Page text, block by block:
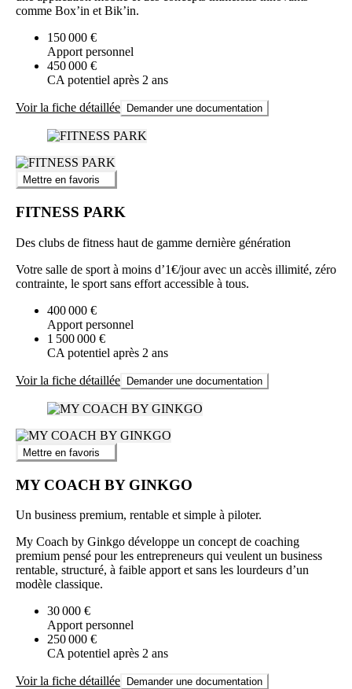
comme Box’in et Bik’in.
150 000 €
Apport personnel
450 000 €
CA potentiel après 2 ans
Voir la fiche détaillée Demander une documentation
Mettre en favoris
FITNESS PARK
Des clubs de fitness haut de gamme dernière génération
Votre salle de sport à moins d’1€/jour avec un accès illimité, zéro
contrainte, le sport sans effort accessible à tous.
400 000 €
Apport personnel
1 500 000 €
CA potentiel après 2 ans
Voir la fiche détaillée Demander une documentation
Mettre en favoris
MY COACH BY GINKGO
Un business premium, rentable et simple à piloter.
My Coach by Ginkgo développe un concept de coaching
premium pensé pour les entrepreneurs qui veulent un business
rentable, structuré, à faible apport et sans les lourdeurs d’un
modèle classique.
30 000 €
Apport personnel
250 000 €
CA potentiel après 2 ans
Voir la fiche détaillée Demander une documentation